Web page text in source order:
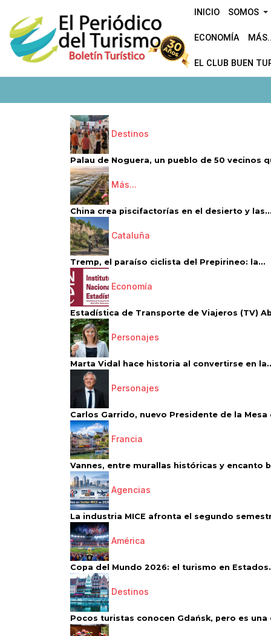
INICIO SOMOS
ECONOMÍA
EL CLUB BUEN
Destinos
Palau de Noguera, un pueblo de 50 vecinos
Más...
China crea piscifactorías en el desierto y
Cataluña
Tremp, el paraíso ciclista del Prepirineo: la...
Economía
Estadística de Transporte de Viajeros (TV)
Personajes
Marta Vidal hace historia al convertirse en
Personajes
Carlos Garrido, nuevo Presidente de la Mesa
Francia
Vannes, entre murallas históricas y encanto
Agencias
La industria MICE afronta el segundo
América
Copa del Mundo 2026: el turismo en
Destinos
Pocos turistas conocen Gdańsk, pero es una